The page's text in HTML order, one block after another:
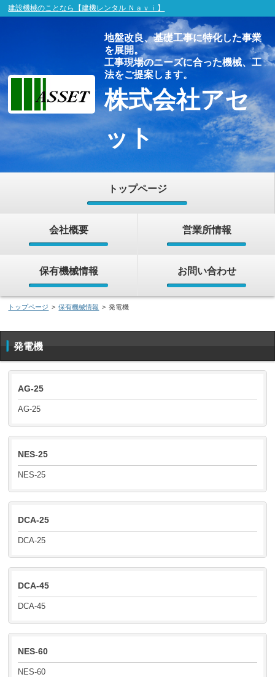
建設機械のことなら【建機レンタル Ｎａｖｉ】
地盤改良、基礎工事に特化した事業
を展開。
工事現場のニーズに合った機械、工
法をご提案します。
株式会社アセ
ット
トップページ
会社概要 営業所情報
保有機械情報 お問い合わせ
トップページ > 保有機械情報 > 発電機
発電機
AG-25
AG-25
NES-25
NES-25
DCA-25
DCA-25
DCA-45
DCA-45
NES-60
NES-60